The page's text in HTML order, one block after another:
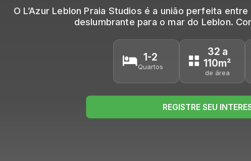
O L’Azur Leblon Praia Studios é a união perfeita
deslumbrante para o mar do Leblon.
1-2
Quartos
32 a
110m²
de área
REGISTRE SEU